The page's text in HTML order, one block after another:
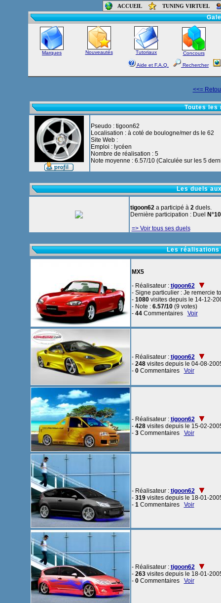
ACCUEIL TUNING VIRTUEL
Accueil-
Marques Nouveautés Tutoriaux Concours
Aide et F.A.Q. Rechercher
<<=
Toutes les
Pseudo : tigoon62
Localisation : à coté de boulogne/mer ds le 62
Site Web :
Emploi : lycéen
Nombre de réalisation : 5
Note moyenne : 6.57/10 (Calculée sur les 5
Les duels
tigoon62a participé à 2duels.
Dernière participation : Duel
=> Voir tous ses duels
Les réalisations
MX5
- Réalisateur : tigoon62
- Signe particulier : Je remercie
- 1080visites depuis le 14-12-
- Note : 6.57/10(9 votes)
- 44Commentaires Voir
- Réalisateur : tigoon62
- 248visites depuis le 04-08-
- 0Commentaires Voir
- Réalisateur : tigoon62
- 428visites depuis le 15-02-
- 3Commentaires Voir
- Réalisateur : tigoon62
- 319visites depuis le 18-01-
- 1Commentaires Voir
- Réalisateur : tigoon62
- 263visites depuis le 18-01-
- 0Commentaires Voir